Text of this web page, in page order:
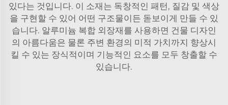
있다는 것입니다. 이 소재는 독창적인 패턴, 질감 및 색상
을 구현할 수 있어 어떤 구조물이든 돋보이게 만들 수 있
습니다. 알루미늄 복합 외장재를 사용하면 건물 디자인
의 아름다움은 물론 주변 환경의 미적 가치까지 향상시
킬 수 있는 장식적이며 기능적인 요소를 모두 창출할 수
있습니다.